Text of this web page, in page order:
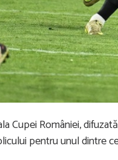
Cupei României,
pentru unul dintre